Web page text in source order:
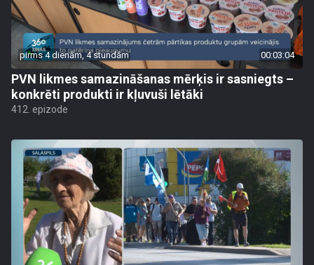
pirms 4 dienām, 4 stundām 00:03:04
PVN likmes samazināšanas mērķis ir sasniegts –
konkrēti produkti ir kļuvuši lētāki
412. epizode